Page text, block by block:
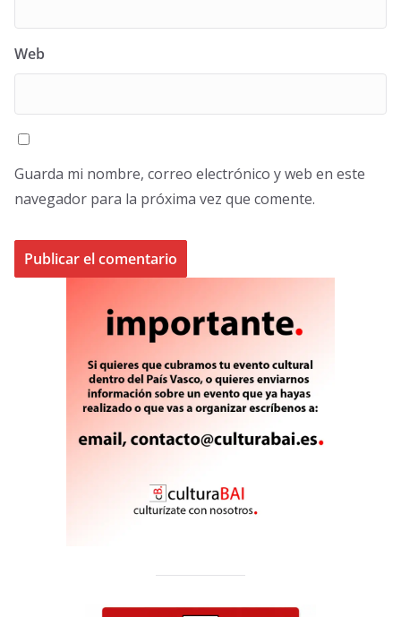
Web
Guarda mi nombre, correo electrónico y web en este
navegador para la próxima vez que comente.